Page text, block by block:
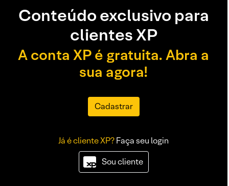
Conteúdo exclusivo para
clientes XP
A conta XP é gratuita. Abra a
sua agora!
Cadastrar
Já é cliente XP?Faça seu login
Sou cliente